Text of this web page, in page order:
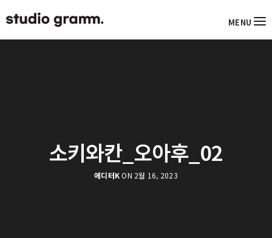
MENU
소키와칸_오아후_02
에디터KON 2월 16, 2023